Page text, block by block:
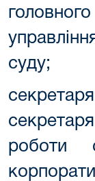
суду;
роботи